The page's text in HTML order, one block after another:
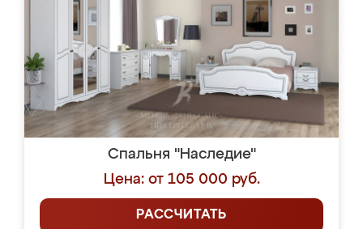
Спальня "Наследие"
Цена: от 105 000 руб.
РАССЧИТАТЬ